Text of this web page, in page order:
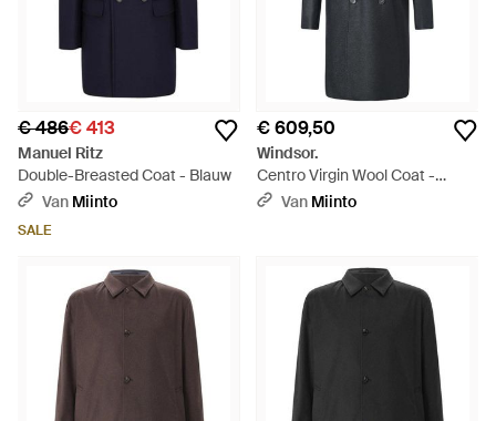
€ 486€ 413
Manuel Ritz
Double-Breasted Coat - Blauw
Van Miinto
SALE
€ 609,50
Windsor.
Centro Virgin Wool Coat -
Zwart
Van Miinto